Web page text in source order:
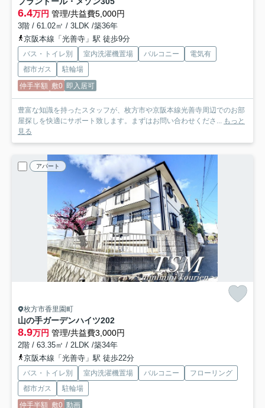
6.4万円 管理/共益費5,000円
3階 / 61.02㎡ / 3LDK /築36年
京阪本線「光善寺」駅 徒歩9分
バス・トイレ別 室内洗濯機置場 バルコニー
電気有
都市ガス
駐輪場
仲手半額 敷0 即入居可
豊富な知識を持ったスタッフが、枚方市や京阪本線光善寺周辺でのお部
屋探しを快適にサポート致します。まずはお問い合わせくださ...
もっと
見る
アパート
枚方市香里園町
山の手ガーデンハイツ202
8.9万円 管理/共益費3,000円
2階 / 63.35㎡ / 2LDK /築34年
京阪本線「光善寺」駅 徒歩22分
バス・トイレ別 室内洗濯機置場 バルコニー
フローリング
都市ガス
駐輪場
仲手半額 敷0 動画